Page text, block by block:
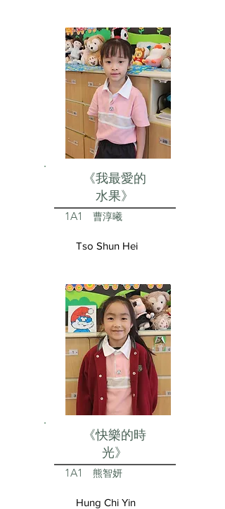
《我最愛的
水果》
1A1 曹淳曦
Tso Shun Hei
《快樂的時
光》
1A1 熊智妍
Hung Chi Yin